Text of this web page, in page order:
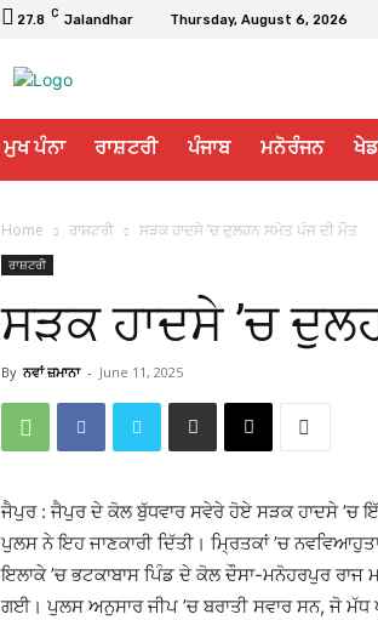
27.8 C Jalandhar Thursday, August 6, 2026
ਮੁਖ ਪੰਨਾ ਰਾਸ਼ਟਰੀ ਪੰਜਾਬ ਮਨੋਰੰਜਨ
Home ਰਾਸ਼ਟਰੀ ਸੜਕ ਹਾਦਸੇ ’ਚ ਦੁਲਹਨ ਸਮੇਤ ਪੰਜ ਦੀ ਮੌਤ
ਰਾਸ਼ਟਰੀ
ਸੜਕ ਹਾਦਸੇ ’ਚ
By ਨਵਾਂ ਜ਼ਮਾਨਾ - June 11, 2025
ਜੈਪੁਰ : ਜੈਪੁਰ ਦੇ ਕੋਲ ਬੁੱਧਵਾਰ ਸਵੇਰੇ ਹੋਏ ਸੜਕ ਹਾਦਸੇ
ਪੁਲਸ ਨੇ ਇਹ ਜਾਣਕਾਰੀ ਦਿੱਤੀ। ਮਿ੍ਰਤਕਾਂ ’ਚ
ਇਲਾਕੇ ’ਚ ਭਟਕਾਬਾਸ ਪਿੰਡ ਦੇ ਕੋਲ ਦੌਸਾ-ਮਨੋਹਰਪੁਰ
ਗਈ। ਪੁਲਸ ਅਨੁਸਾਰ ਜੀਪ ’ਚ ਬਰਾਤੀ ਸਵਾਰ ਸਨ, ਜੋ